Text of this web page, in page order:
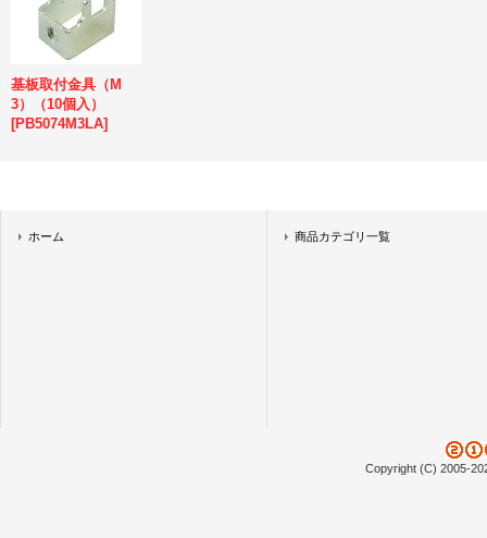
基板取付金具（M
3）（10個入）
[PB5074M3LA]
ホーム 商品カテゴリ一覧
Copyright (C) 2005-